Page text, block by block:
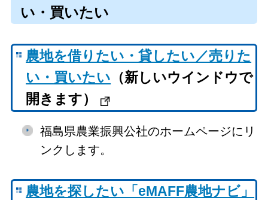
い・買いたい
農地を借りたい・貸したい／売りた
い・買いたい （新しいウインドウで
開きます）
福島県農業振興公社のホームページにリ
ンクします。
農地を探したい「eMAFF農地ナビ」